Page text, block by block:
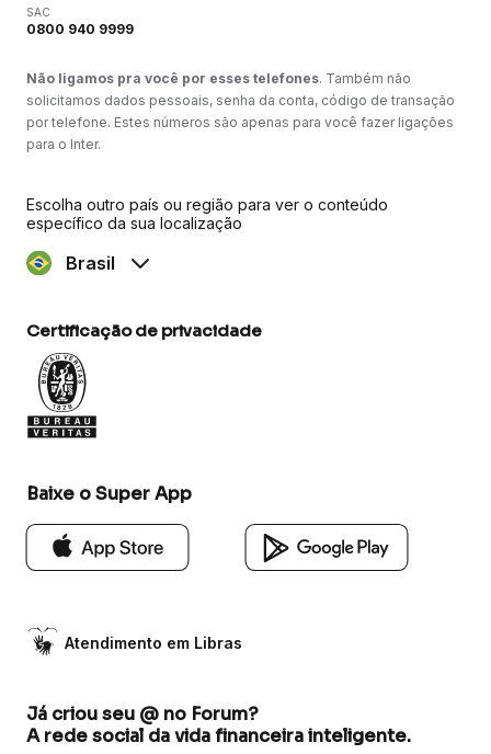
SAC
0800 940 9999
Não ligamos pra você por esses telefones. Também não
solicitamos dados pessoais, senha da conta, código de transação
por telefone. Estes números são apenas para você fazer ligações
para o Inter.
Escolha outro país ou região para ver o conteúdo
específico da sua localização
Brasil
Certificação de privacidade
Baixe o Super App
Atendimento em Libras
Já criou seu @ no Forum?
A rede social da vida financeira inteligente.